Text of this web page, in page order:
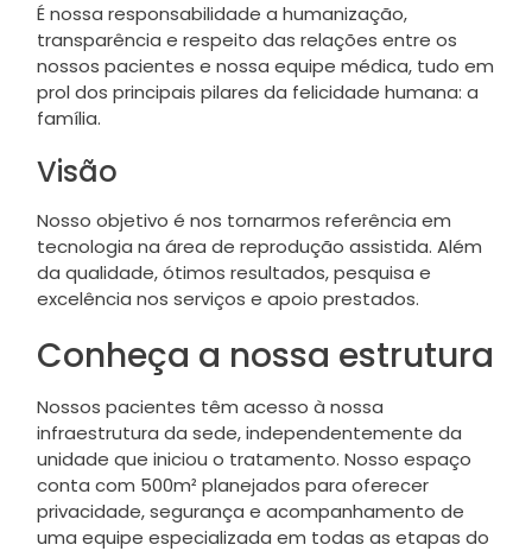
É nossa responsabilidade a humanização,
transparência e respeito das relações entre os
nossos pacientes e nossa equipe médica, tudo em
prol dos principais pilares da felicidade humana: a
família.
Visão
Nosso objetivo é nos tornarmos referência em
tecnologia na área de reprodução assistida. Além
da qualidade, ótimos resultados, pesquisa e
excelência nos serviços e apoio prestados.
Conheça a nossa estrutura
Nossos pacientes têm acesso à nossa
infraestrutura da sede, independentemente da
unidade que iniciou o tratamento. Nosso espaço
conta com 500m² planejados para oferecer
privacidade, segurança e acompanhamento de
uma equipe especializada em todas as etapas do